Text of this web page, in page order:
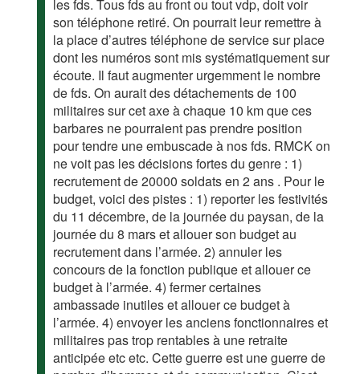
les fds. Tous fds au front ou tout vdp, doit voir
son téléphone retiré. On pourrait leur remettre à
la place d’autres téléphone de service sur place
dont les numéros sont mis systématiquement sur
écoute. Il faut augmenter urgemment le nombre
de fds. On aurait des détachements de 100
militaires sur cet axe à chaque 10 km que ces
barbares ne pourraient pas prendre position
pour tendre une embuscade à nos fds. RMCK on
ne voit pas les décisions fortes du genre : 1)
recrutement de 20000 soldats en 2 ans . Pour le
budget, voici des pistes : 1) reporter les festivités
du 11 décembre, de la journée du paysan, de la
journée du 8 mars et allouer son budget au
recrutement dans l’armée. 2) annuler les
concours de la fonction publique et allouer ce
budget à l’armée. 4) fermer certaines
ambassade inutiles et allouer ce budget à
l’armée. 4) envoyer les anciens fonctionnaires et
militaires pas trop rentables à une retraite
anticipée etc etc. Cette guerre est une guerre de